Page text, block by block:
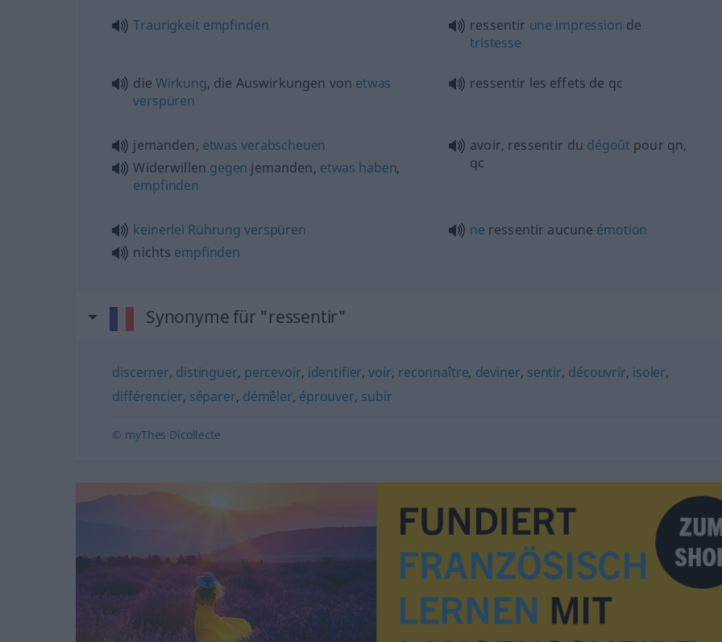
Traurigkeit empfinden ressentir une impression de
tristesse
die Wirkung, die Auswirkungen von etwas
verspüren
ressentir les effets de qc
jemanden, etwas verabscheuen
Widerwillen gegen jemanden, etwas haben,
empfinden
avoir, ressentir du dégoût pour qn,
qc
keinerlei Rührung verspüren
nichts empfinden
ne ressentir aucune émotion
Synonyme für "ressentir"
discerner, distinguer, percevoir, identifier,voir, reconnaître, deviner, sentir, découvrir, isoler,
différencier, séparer, démêler, éprouver, subir
© myThes Dicollecte